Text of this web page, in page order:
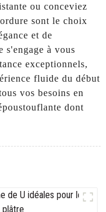
ou conceviez
sont le choix
et de
s'engage à vous
exceptionnels,
fluide du début
vos besoins en
dont